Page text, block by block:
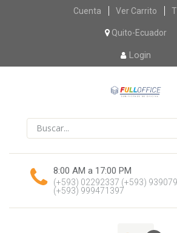
Skip
content
Cuenta Ver Carrito
Quito-Ecuador
Login
8:00 AM a 17:00 PM
(+593) 02292337 (+593)
(+593) 999471397